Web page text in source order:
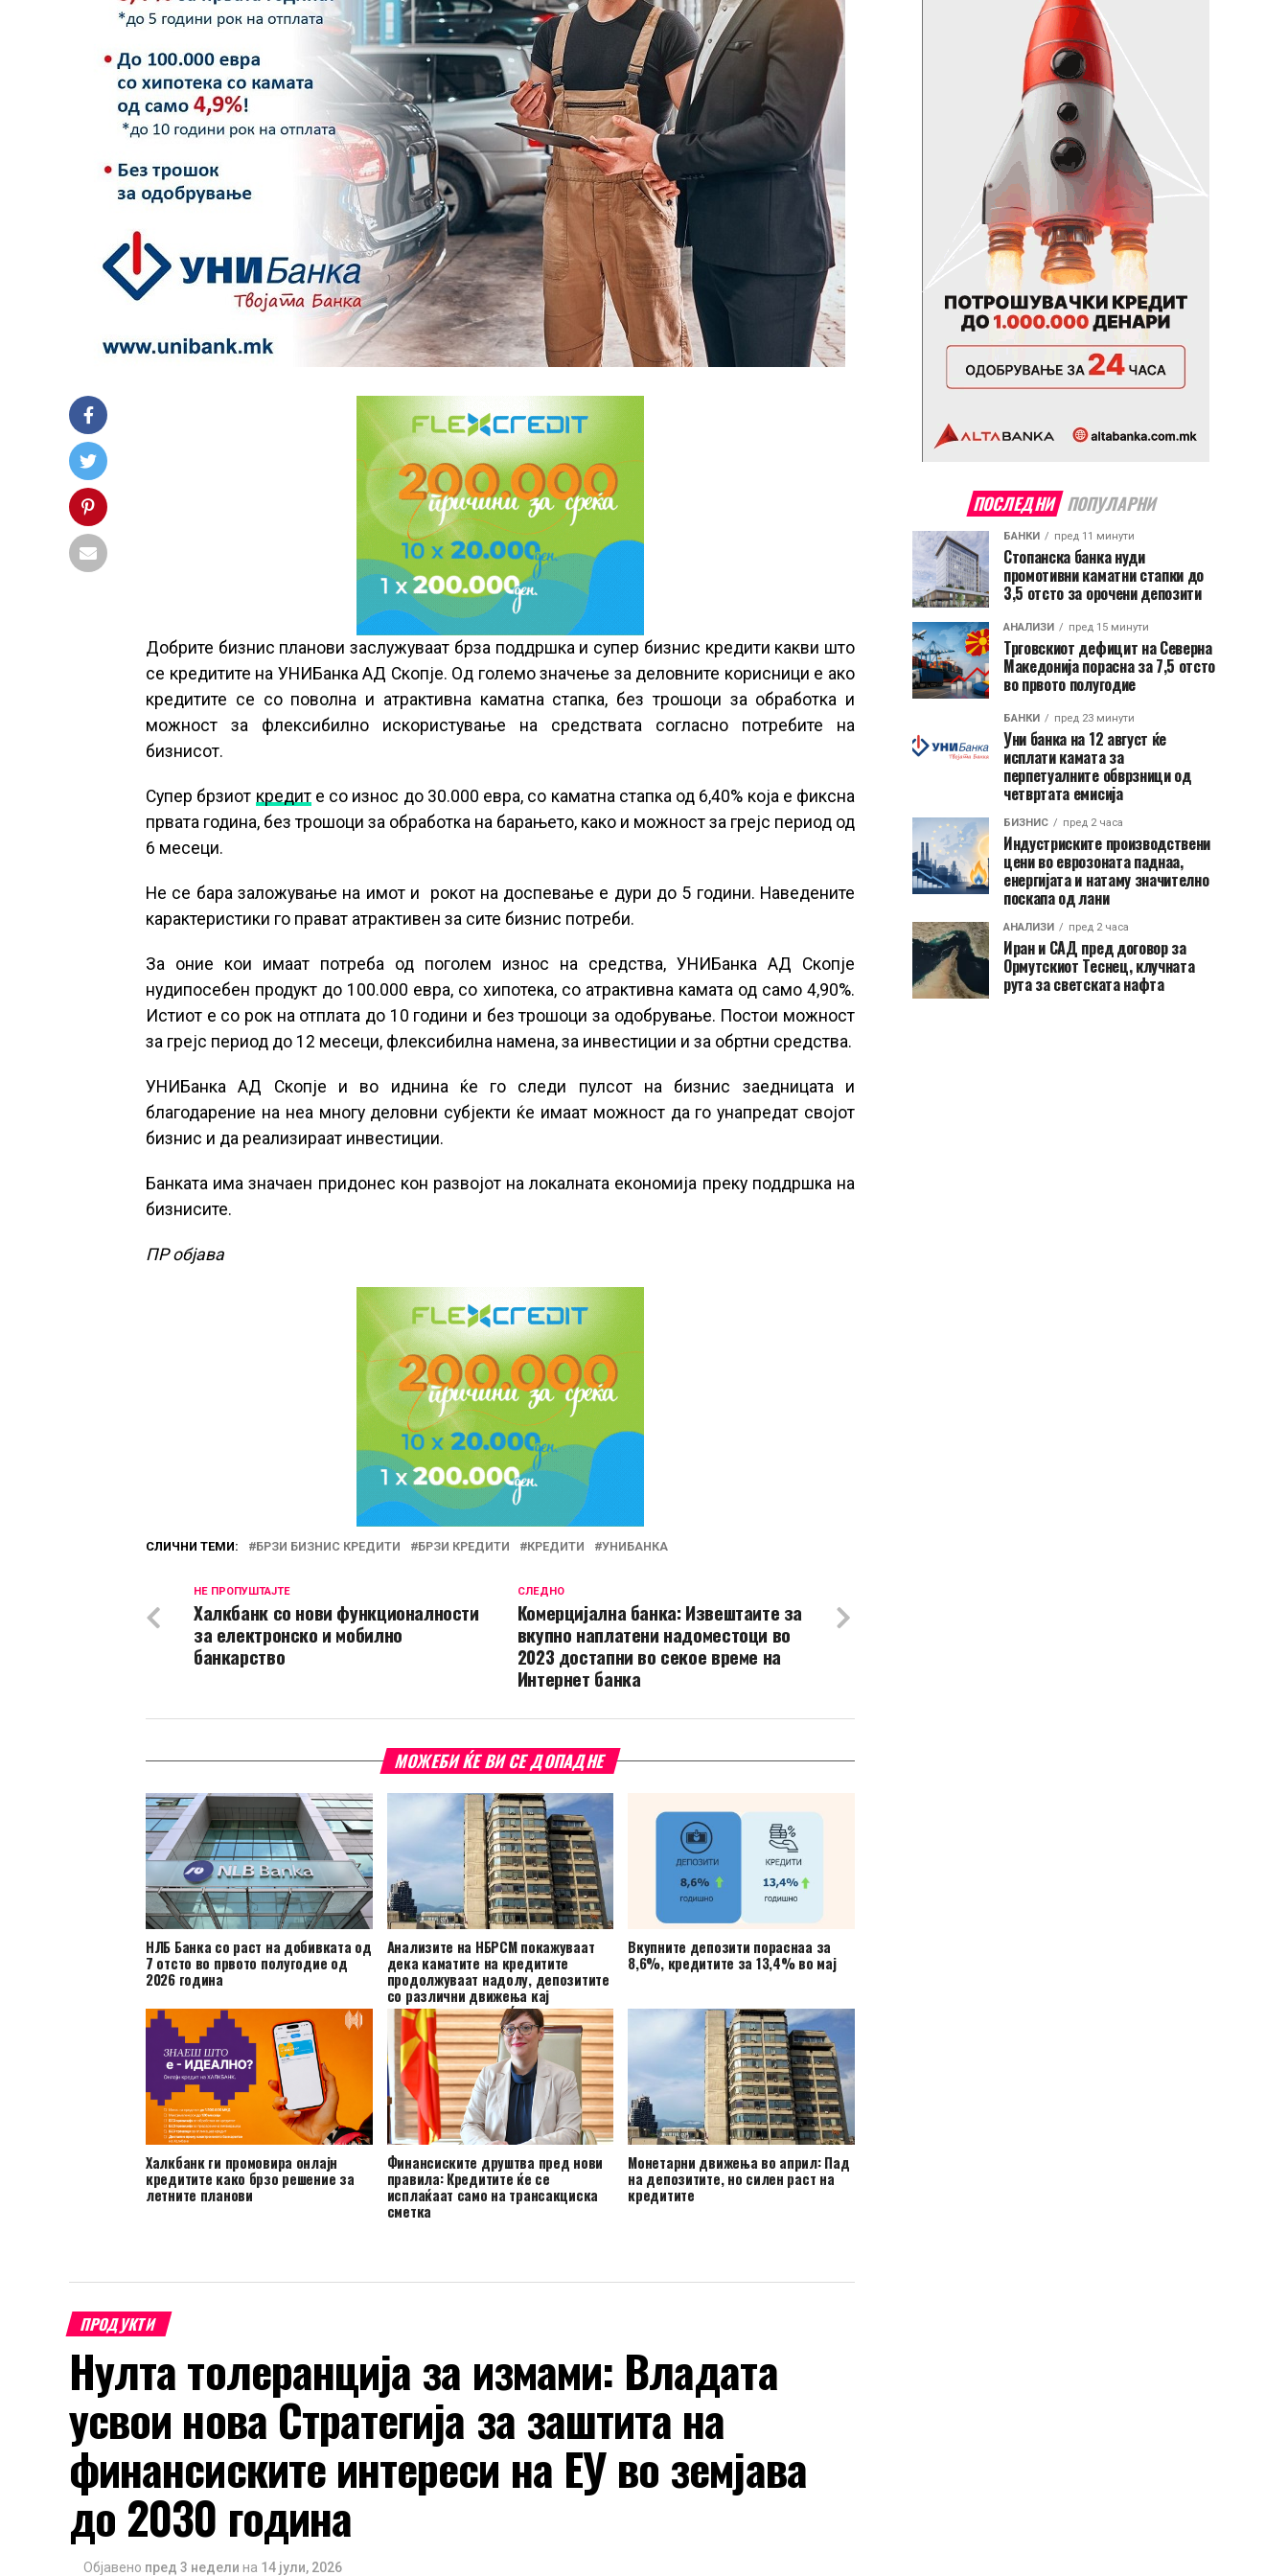
Добрите бизнис планови заслужуваат брза поддршка и супер бизнис кредити какви што
се кредитите на УНИБанка АД Скопје. Од големо значење за деловните корисници е ако
кредитите се со поволна и атрактивна каматна стапка, без трошоци за обработка и
можност за флексибилно искористување на средствата согласно потребите на
бизнисот.
Супер брзиот кредите со износ до 30.000 евра, со каматна стапка од 6,40% која е фиксна
првата година, без трошоци за обработка на барањето, како и можност за грејс период од
6 месеци.
Не се бара заложување на имот и рокот на доспевање е дури до 5 години. Наведените
карактеристики го прават атрактивен за сите бизнис потреби.
За оние кои имаат потреба од поголем износ на средства, УНИБанка АД Скопје
нудипосебен продукт до 100.000 евра, со хипотека, со атрактивна камата од само 4,90%.
Истиот е со рок на отплата до 10 години и без трошоци за одобрување. Постои можност
за грејс период до 12 месеци, флексибилна намена, за инвестиции и за обртни средства.
УНИБанка АД Скопје и во иднина ќе го следи пулсот на бизнис заедницата и
благодарение на неа многу деловни субјекти ќе имаат можност да го унапредат својот
бизнис и да реализираат инвестиции.
Банката има значаен придонес кон развојот на локалната економија преку поддршка на
бизнисите.
ПР објава
СЛИЧНИ ТЕМИ: БРЗИ БИЗНИС КРЕДИТИ БРЗИ КРЕДИТИ КРЕДИТИ УНИБАНКА
СЛЕДНО
Комерцијална банка: Извештаите за
вкупно наплатени надоместоци во
2023 достапни во секое време на
Интернет банка
НЕ ПРОПУШТАЈТЕ
Халкбанк со нови функционалности
за електронско и мобилно
банкарство
МОЖЕБИ ЌЕ ВИ СЕ ДОПАДНЕ
НЛБ Банка со раст на добивката од
7 отсто во првото полугодие од
2026 година
Анализите на НБРСМ покажуваат
дека каматите на кредитите
продолжуваат надолу, депозитите
со различни движења кај
компаниите и домаќинствата
Вкупните депозити пораснаа за
8,6%, кредитите за 13,4% во мај
Халкбанк ги промовира онлајн
кредитите како брзо решение за
летните планови
Финансиските друштва пред нови
правила: Кредитите ќе се
исплаќаат само на трансакциска
сметка
Монетарни движења во април: Пад
на депозитите, но силен раст на
кредитите
ПРОДУКТИ
Нулта толеранција за измами: Владата
усвои нова Стратегија за заштита на
финансиските интереси на ЕУ во земјава
до 2030 година
Објавено пред 3 недели на 14 јули, 2026
ПОСЛЕДНИ ПОПУЛАРНИ
БАНКИ пред 11 минути
Стопанска банка нуди
промотивни каматни стапки до
3,5 отсто за орочени депозити
АНАЛИЗИ пред 15 минути
Трговскиот дефицит на Северна
Македонија порасна за 7,5 отсто
во првото полугодие
БАНКИ пред 23 минути
Уни банка на 12 август ќе
исплати камата за
перпетуалните обврзници од
четвртата емисија
БИЗНИС пред 2 часа
Индустриските производствени
цени во еврозоната паднаа,
енергијата и натаму значително
поскапа од лани
АНАЛИЗИ пред 2 часа
Иран и САД пред договор за
Ормутскиот Теснец, клучната
рута за светската нафта